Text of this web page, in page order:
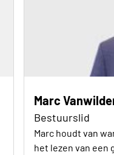
Marc
Bestuurslid
Marc houdt van
het lezen van een